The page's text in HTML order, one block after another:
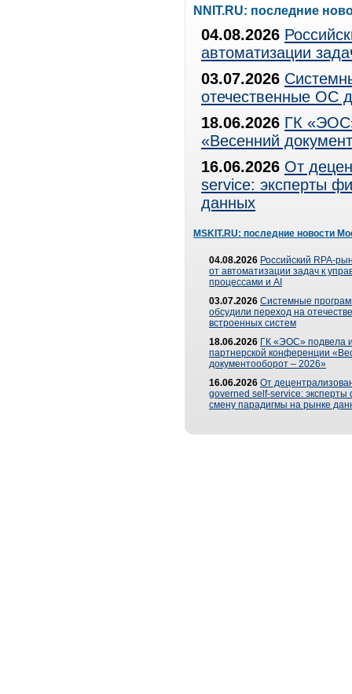
NNIT.RU: последние
04.08.2026
автоматизации
03.07.2026
отечественные ОС
18.06.2026 ГК
«Весенний
16.06.2026 От
service: эксперты
данных
MSKIT.RU: последние новости
04.08.2026 Российский RPA-
от автоматизации задач к
процессами и AI
03.07.2026 Системные
обсудили переход на
встроенных систем
18.06.2026 ГК «ЭОС» подвела
партнерской конференции
документооборот – 2026»
16.06.2026 От
governed self-service: эксперты
смену парадигмы на рынке